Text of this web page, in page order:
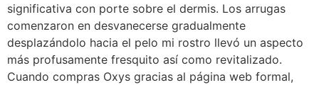
significativa con porte sobre el dermis. Los arrugas
comenzaron en desvanecerse gradualmente
desplazándolo hacia el pelo mi rostro llevó un aspecto
más profusamente fresquito así­ como revitalizado.
Cuando compras Oxys gracias al página web formal,